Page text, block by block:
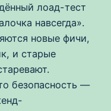
лоад-тест
навсегда».
новые фичи,
и старые
безопасность —